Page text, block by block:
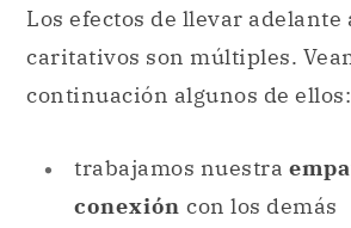
Los efectos de llevar adelante
caritativos son múltiples.
continuación algunos de ellos:
trabajamos nuestra
conexión con los demás